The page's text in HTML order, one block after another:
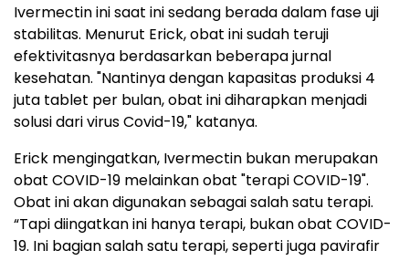
Ivermectin ini saat ini sedang berada dalam fase uji
stabilitas. Menurut Erick, obat ini sudah teruji
efektivitasnya berdasarkan beberapa jurnal
kesehatan. "Nantinya dengan kapasitas produksi 4
juta tablet per bulan, obat ini diharapkan menjadi
solusi dari virus Covid-19," katanya.
Erick mengingatkan, Ivermectin bukan merupakan
obat COVID-19 melainkan obat "terapi COVID-19".
Obat ini akan digunakan sebagai salah satu terapi.
“Tapi diingatkan ini hanya terapi, bukan obat COVID-
19. Ini bagian salah satu terapi, seperti juga pavirafir